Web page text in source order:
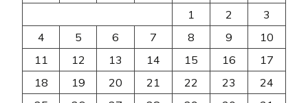
1
2
3
4
5 6 7 8 9
10
11
12 13 14 15 16
17
18
19 20 21 22 23
24